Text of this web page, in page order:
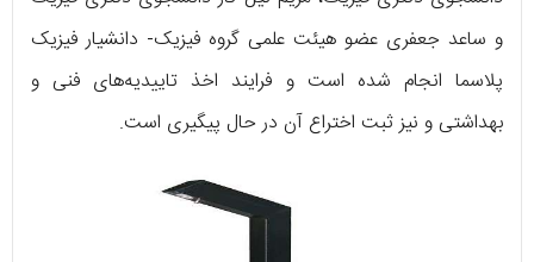
و ساعد جعفری عضو هیئت علمی گروه فیزیک- دانشیار فیزیک
پلاسما انجام شده است و فرایند اخذ تاییدیه‌های فنی و
بهداشتی و نیز ثبت اختراع آن در حال پیگیری است.